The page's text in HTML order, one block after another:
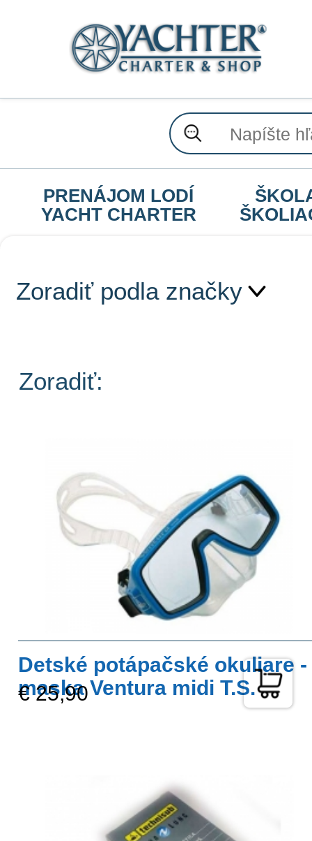
PRENÁJOM LODÍ
YACHT CHARTER
Zoradiť podla značky
Zoradiť:
Detské potápačské okuliare -
maska Ventura midi T.S.
€ 25,90